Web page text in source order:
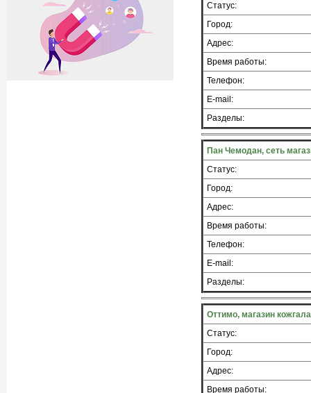
Статус:
Город:
Адрес:
Время работы:
Телефон:
E-mail:
Разделы:
Пан Чемодан, сеть
Статус:
Город:
Адрес:
Время работы:
Телефон:
E-mail:
Разделы:
Оттимо, магазин
Статус:
Город:
Адрес:
Время работы: